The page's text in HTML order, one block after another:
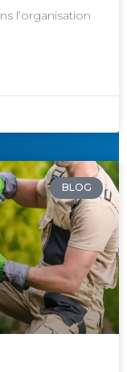
l’organisation
BLOG